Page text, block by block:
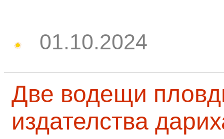
01.10.2024
Две водещи
издателства